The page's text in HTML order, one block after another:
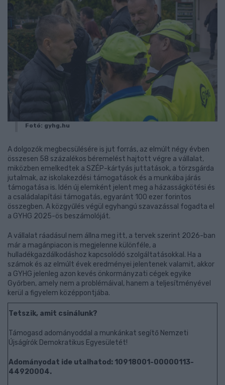
Fotó: gyhg.hu
A dolgozók megbecsülésére is jut forrás, az elmúlt négy évben
összesen 58 százalékos béremelést hajtott végre a vállalat,
miközben emelkedtek a SZÉP-kártyás juttatások, a törzsgárda
jutalmak, az iskolakezdési támogatások és a munkába járás
támogatása is. Idén új elemként jelent meg a házasságkötési és
a családalapítási támogatás, egyaránt 100 ezer forintos
összegben. A közgyűlés végül egyhangú szavazással fogadta el
a GYHG 2025-ös beszámolóját.
A vállalat ráadásul nem állna meg itt, a tervek szerint 2026-ban
már a magánpiacon is megjelenne különféle, a
hulladékgazdálkodáshoz kapcsolódó szolgáltatásokkal. Ha a
számok és az elmúlt évek eredményei jelentenek valamit, akkor
a GYHG jelenleg azon kevés önkormányzati cégek egyike
Győrben, amely nem a problémáival, hanem a teljesítményével
kerül a figyelem középpontjába.
Tetszik, amit csinálunk?
Támogasd adományoddal a munkánkat segítő Nemzeti
Újságírók Demokratikus Egyesületét!
Adományodat ide utalhatod: 10918001-00000113-
44920004.